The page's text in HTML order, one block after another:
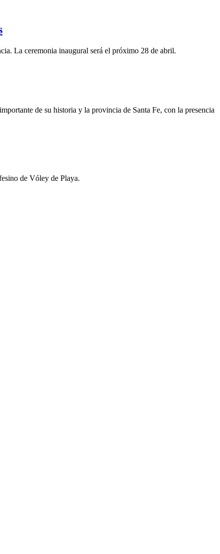
La ceremonia inaugural será el próximo 28 de abril.
de su historia y la provincia de Santa Fe, con la presencia
de Vóley de Playa.